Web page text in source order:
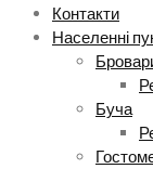
Контакти
Населенні
Буча